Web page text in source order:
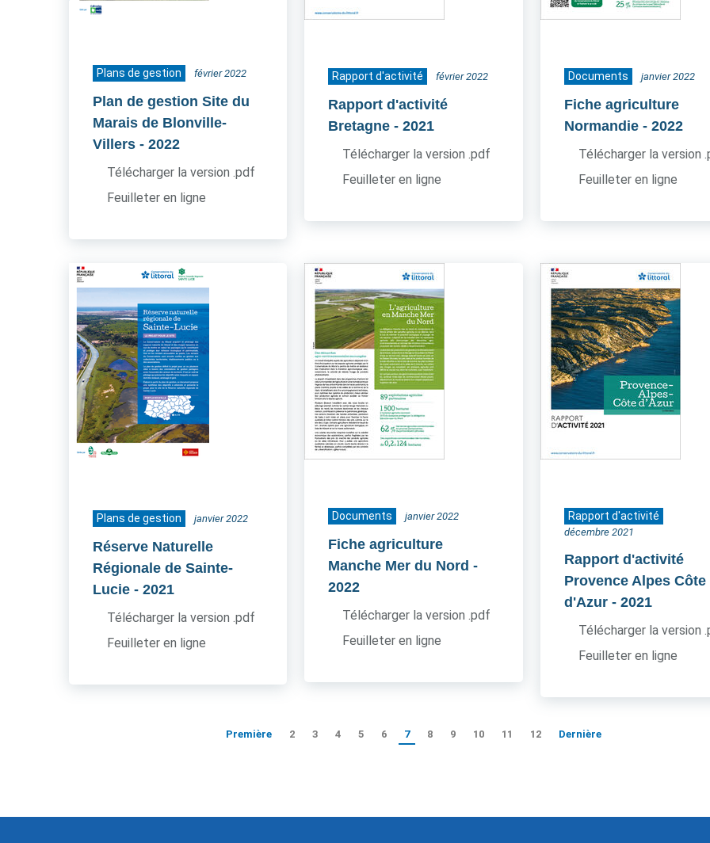
Plans de gestion février 2022
Plan de gestion Site du
Marais de Blonville-
Villers - 2022
Télécharger la version .pdf
Feuilleter en ligne
Rapport d'activité février 2022
Rapport d'activité
Bretagne - 2021
Télécharger la version .pdf
Feuilleter en ligne
Documents janvier 2022
Fiche agriculture
Normandie - 2022
Télécharger la version
Feuilleter en ligne
Plans de gestion janvier 2022
Réserve Naturelle
Régionale de Sainte-
Lucie - 2021
Télécharger la version .pdf
Feuilleter en ligne
Documents janvier 2022
Fiche agriculture
Manche Mer du Nord -
2022
Télécharger la version .pdf
Feuilleter en ligne
Rapport d'activité
décembre 2021
Rapport d'activité
Provence Alpes Côte
d'Azur - 2021
Télécharger la version
Feuilleter en ligne
Première 2 3 4 5 6 7 8 9 10 11 12 Dernière